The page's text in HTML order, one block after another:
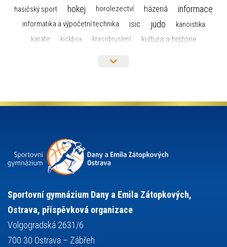
hasičský sport hokej horolezectví házená informace
informatika a výpočetní technika isic judo
kanoistika
karate
kickbox krasobruslení
kultura a historie
olympiáda dětí a mládeže organizace plavání
snowboarding
sportovní gymnastika sportovní lezení
stolní tenis střelba
teorie sportovní přípravy
tělesná výchova
událost
volejbal
vybavení vysvědčení vzpírání
výuka všesportovní výcvikový kurz
základy společenských věd
Sportovní gymnázium Dany a Emila Zátopkových,
Ostrava, příspěvková organizace
Volgogradská 2631/6
700 30 Ostrava – Zábřeh